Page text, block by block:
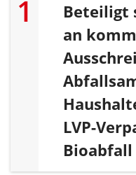
Beteiligt
an
LVP-
Bioabfall